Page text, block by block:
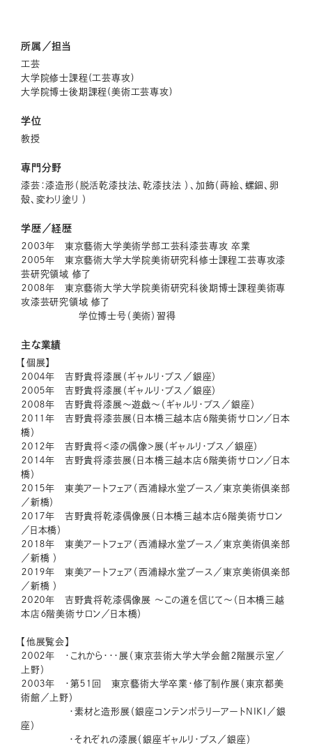
所属／担当
工芸
大学院修士課程(工芸専攻)
大学院博士後期課程(美術工芸専攻)
学位
教授
専門分野
漆芸：漆造形（脱活乾漆技法、乾漆技法 ）、加飾（蒔絵、螺鈿、卵
殻、変わり塗り ）
学歴／経歴
２００３年 東京藝術大学美術学部工芸科漆芸専攻 卒業
２００５年 東京藝術大学大学院美術研究科修士課程工芸専攻漆
芸研究領域 修了
２００８年 東京藝術大学大学院美術研究科後期博士課程美術専
攻漆芸研究領域 修了
学位博士号（美術）習得
主な業績
【個展】
２００４年 吉野貴将漆展（ギャルリ・プス／銀座）
２００５年 吉野貴将漆展（ギャルリ・プス／銀座）
２００８年 吉野貴将漆展〜遊戯〜（ギャルリ・プス／銀座）
２０１１年 吉野貴将漆芸展（日本橋三越本店６階美術サロン／日本
橋）
２０１２年 吉野貴将＜漆の偶像＞展（ギャルリ・プス／銀座）
２０１４年 吉野貴将漆芸展（日本橋三越本店６階美術サロン／日本
橋）
２０１５年 東美アートフェア（西浦緑水堂ブース／東京美術倶楽部
／新橋）
２０１７年 吉野貴将乾漆偶像展（日本橋三越本店６階美術サロン
／日本橋）
２０１８年 東美アートフェア（西浦緑水堂ブース／東京美術倶楽部
／新橋 ）
２０１９年 東美アートフェア（西浦緑水堂ブース／東京美術倶楽部
／新橋 ）
２０２０年 吉野貴将乾漆偶像展 〜この道を信じて〜（日本橋三越
本店６階美術サロン／日本橋）
【他展覧会】
２００２年 ・これから・・・展（東京芸術大学大学会館２階展示室／
上野）
２００３年 ・第５１回 東京藝術大学卒業・修了制作展（東京都美
術館／上野）
・素材と造形展（銀座コンテンポラリーアートNIKI／銀
座）
・それぞれの漆展（銀座ギャルリ・プス／銀座）